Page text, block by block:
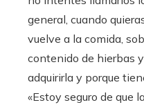
general, cuando
vuelve a la comida,
contenido de hierbas
adquirirla y porque
«Estoy seguro de que